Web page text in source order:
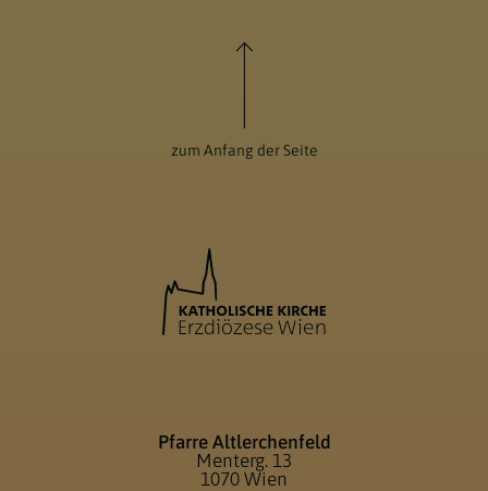
zum Anfang der Seite
Pfarre Altlerchenfeld
Menterg. 13
1070 Wien